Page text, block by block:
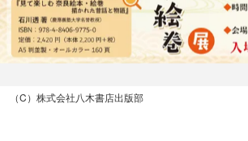
（C）株式会社八木書店出版部